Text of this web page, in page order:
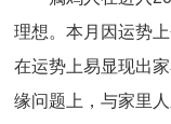
理想。本月因运势
在运势上易显现出
缘问题上，与家里